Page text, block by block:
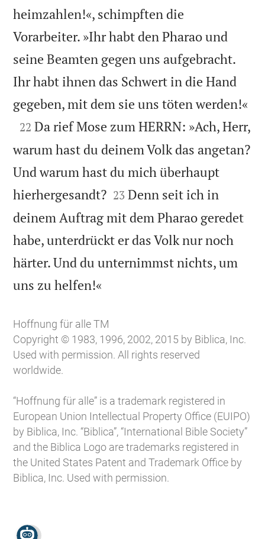
heimzahlen!«, schimpften die
Vorarbeiter. »Ihr habt den Pharao und
seine Beamten gegen uns aufgebracht.
Ihr habt ihnen das Schwert in die Hand
gegeben, mit dem sie uns töten werden!«

22 Da rief Mose zum HERRN: »Ach, Herr,
warum hast du deinem Volk das angetan?
Und warum hast du mich überhaupt
hierhergesandt?
23 Denn seit ich in
deinem Auftrag mit dem Pharao geredet
habe, unterdrückt er das Volk nur noch
härter. Und du unternimmst nichts, um
uns zu helfen!«
Hoffnung für alle TM
Copyright © 1983, 1996, 2002, 2015 by Biblica, Inc.
Used with permission. All rights reserved
worldwide.
“Hoffnung für alle” is a trademark registered in
European Union Intellectual Property Office (EUIPO)
by Biblica, Inc. “Biblica”, “International Bible Society”
and the Biblica Logo are trademarks registered in
the United States Patent and Trademark Office by
Biblica, Inc. Used with permission.